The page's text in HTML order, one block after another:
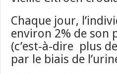
Chaque jour,
environ 2% de son
(c’est-à-dire plus
par le biais de